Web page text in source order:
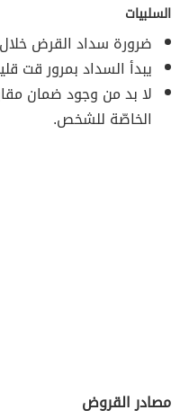
السلبيات
ضرورة سداد القرض
يبدأ السداد بمرور قت
لا بد من وجود ضمان
الخاصّة للشخص.
مصادر القروض